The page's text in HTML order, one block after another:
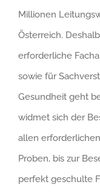
Millionen
Österreich.
erforderliche
sowie für
Gesundheit geht
widmet sich der
allen
Proben, bis zur
perfekt geschulte